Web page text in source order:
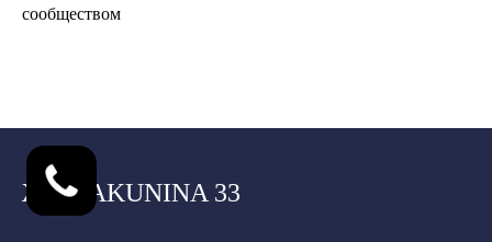
сообществом
ЖК BAKUNINA 33